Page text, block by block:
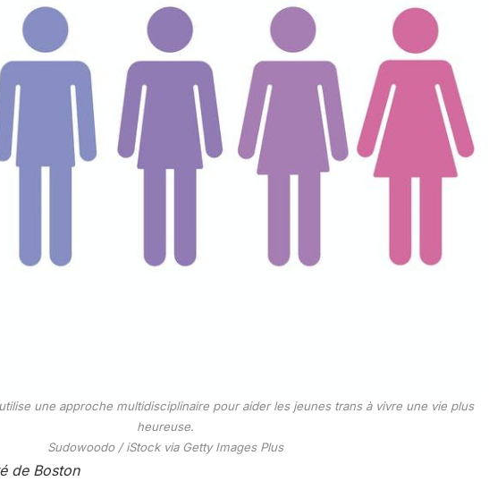
une approche multidisciplinaire pour aider les jeunes trans à vivre une vie plus
heureuse.
Sudowoodo / iStock via Getty Images Plus
de Boston